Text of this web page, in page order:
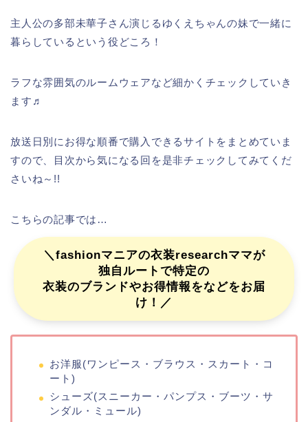
主人公の多部未華子さん演じるゆくえちゃんの妹で一緒に
暮らしているという役どころ！
ラフな雰囲気のルームウェアなど細かくチェックしていき
ます♬
放送日別にお得な順番で購入できるサイトをまとめていま
すので、目次から気になる回を是非チェックしてみてくだ
さいね～!!
こちらの記事では…
＼fashionマニアの衣装researchママが
独自ルートで特定の
衣装のブランドやお得情報をなどをお届
け！／
お洋服(ワンピース・ブラウス・スカート・コ
ート)
シューズ(スニーカー・パンプス・ブーツ・サ
ンダル・ミュール)